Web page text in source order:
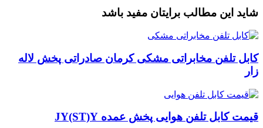
شاید این مطالب برایتان مفید باشد
کابل تلفن مخابراتی مشکی کرمان صادراتی پخش لاله
زار
قیمت کابل تلفن هوایی پخش عمده JY(ST)Y